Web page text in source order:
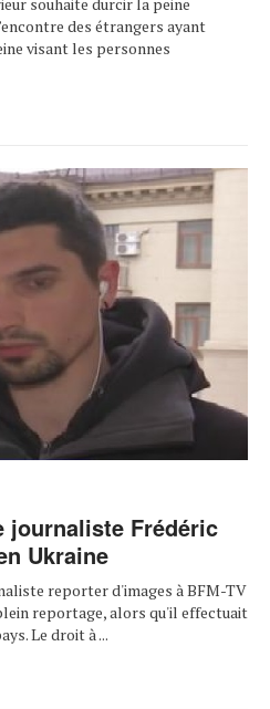
des étrangers ayant
visant les personnes
journaliste Frédéric
Ukraine
reporter d'images à BFM-TV
reportage, alors qu'il effectuait
Le droit à ...